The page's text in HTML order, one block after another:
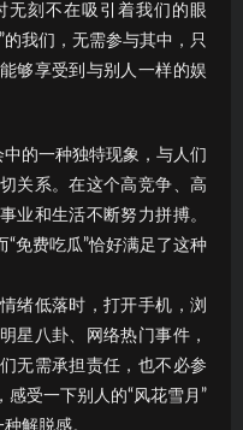
无刻不在吸引着我们的眼
我们，无需参与其中，只
够享受到与别人一样的娱
的一种独特现象，与人们
关系。在这个高竞争、高
业和生活不断努力拼搏。
免费吃瓜”恰好满足了这种
绪低落时，打开手机，浏
星八卦、网络热门事件，
无需承担责任，也不必参
受一下别人的“风花雪月”
解脱感。